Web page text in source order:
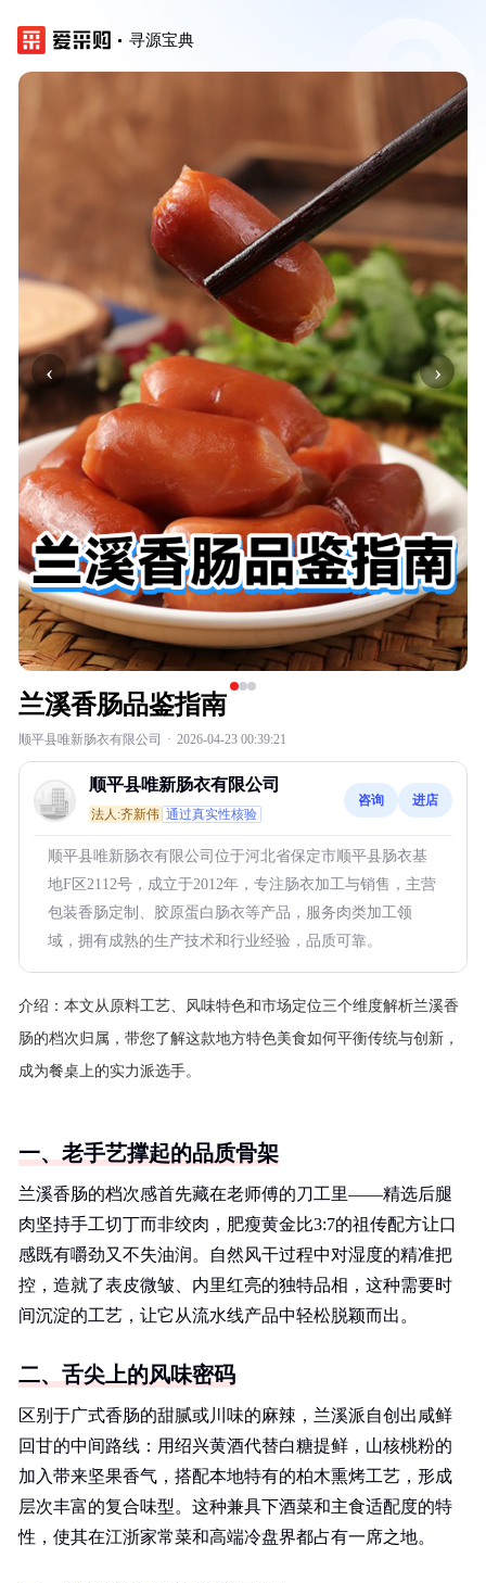
寻源宝典
‹ ›
兰溪香肠品鉴指南
顺平县唯新肠衣有限公司 · 2026-04-23 00:39:21
顺平县唯新肠衣有限公司
法人:齐新伟 通过真实性核验
咨询 进店
顺平县唯新肠衣有限公司位于河北省保定市顺平县肠衣基
地F区2112号，成立于2012年，专注肠衣加工与销售，主营
包装香肠定制、胶原蛋白肠衣等产品，服务肉类加工领
域，拥有成熟的生产技术和行业经验，品质可靠。
介绍： 本文从原料工艺、风味特色和市场定位三个维度解析兰溪香
肠的档次归属，带您了解这款地方特色美食如何平衡传统与创新，
成为餐桌上的实力派选手。
一、老手艺撑起的品质骨架
兰溪香肠的档次感首先藏在老师傅的刀工里——精选后腿
肉坚持手工切丁而非绞肉，肥瘦黄金比3:7的祖传配方让口
感既有嚼劲又不失油润。自然风干过程中对湿度的精准把
控，造就了表皮微皱、内里红亮的独特品相，这种需要时
间沉淀的工艺，让它从流水线产品中轻松脱颖而出。
二、舌尖上的风味密码
区别于广式香肠的甜腻或川味的麻辣，兰溪派自创出咸鲜
回甘的中间路线：用绍兴黄酒代替白糖提鲜，山核桃粉的
加入带来坚果香气，搭配本地特有的柏木熏烤工艺，形成
层次丰富的复合味型。这种兼具下酒菜和主食适配度的特
性，使其在江浙家常菜和高端冷盘界都占有一席之地。